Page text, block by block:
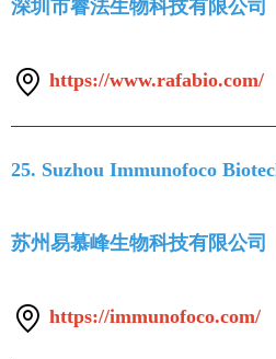
深圳市睿法生物科技有限公司
https://www.rafabio.com/
25. Suzhou Immunofoco
苏州易慕峰生物科技有限公司
https://immunofoco.com/